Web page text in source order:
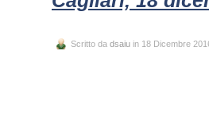
Scritto da dsaiu in 18 Dicembre